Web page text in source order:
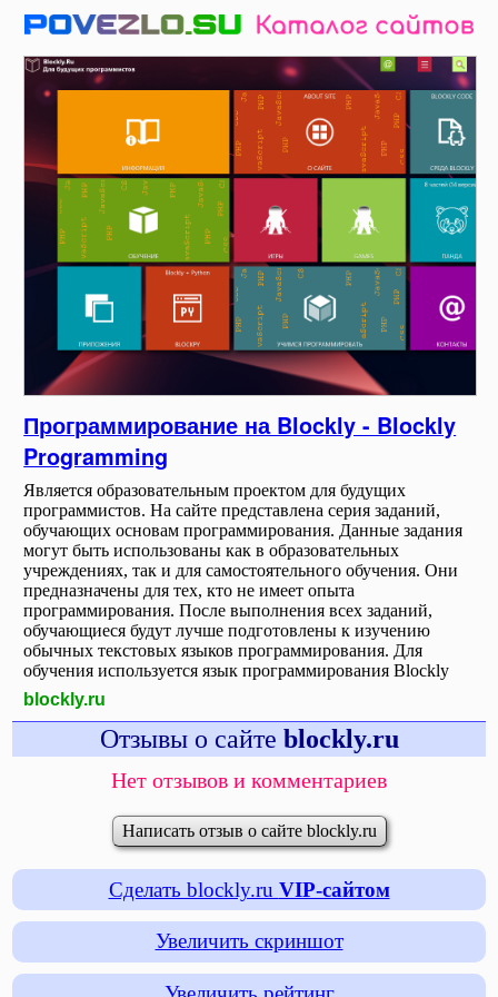
Программирование на Blockly - Blockly
Programming
Является образовательным проектом для будущих
программистов. На сайте представлена серия заданий,
обучающих основам программирования. Данные задания
могут быть использованы как в образовательных
учреждениях, так и для самостоятельного обучения. Они
предназначены для тех, кто не имеет опыта
программирования. После выполнения всех заданий,
обучающиеся будут лучше подготовлены к изучению
обычных текстовых языков программирования. Для
обучения используется язык программирования Blockly
blockly.ru
Отзывы о сайте blockly.ru
Нет отзывов и комментариев
Написать отзыв о сайте blockly.ru
Сделать blockly.ru VIP-сайтом
Увеличить скриншот